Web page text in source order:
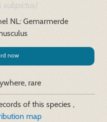
subpictus)
NL: Gemarmerde
now
rare
of this species ,
map